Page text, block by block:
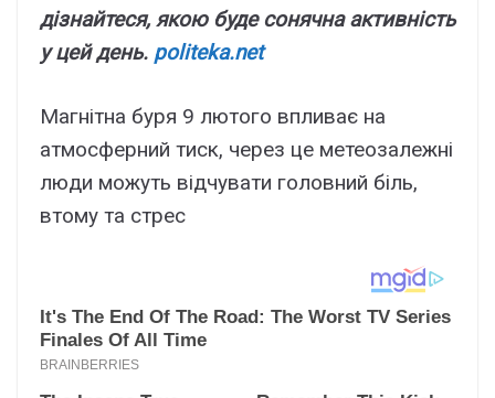
дізнайтеся, якою буде сонячна активність
у цей день. politeka.net
Магнітна буря 9 лютого впливає на
атмосферний тиск, через це метеозалежні
люди можуть відчувати головний біль,
втому та стрес